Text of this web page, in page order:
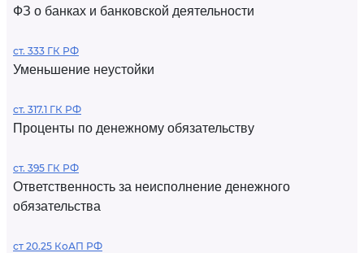
ФЗ о банках и банковской деятельности
ст. 333 ГК РФ
Уменьшение неустойки
ст. 317.1 ГК РФ
Проценты по денежному обязательству
ст. 395 ГК РФ
Ответственность за неисполнение денежного
обязательства
ст 20.25 КоАП РФ